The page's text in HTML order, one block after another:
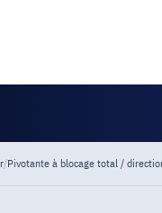
/Pivotante à blocage total /